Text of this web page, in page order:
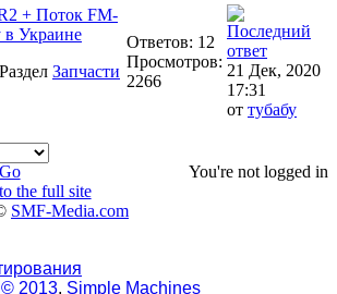
+ Поток FM-
Украине
Раздел Запчасти
Ответов: 12
Просмотров:
2266
21 Дек, 2020
17:31
от тубабу
You're not logged in
Go
to the full site
SMF-Media.com
2013, Simple Machines